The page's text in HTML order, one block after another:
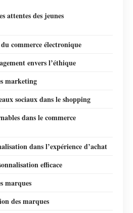
attentes des jeunes
commerce électronique
envers l’éthique
marketing
sociaux dans le shopping
dans le commerce
dans l’expérience d’achat
efficace
marques
des marques